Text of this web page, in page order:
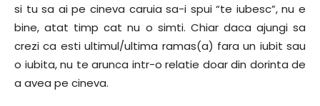
si tu sa ai pe cineva caruia sa-i spui “te iubesc”, nu e
bine, atat timp cat nu o simti. Chiar daca ajungi sa
crezi ca esti ultimul/ultima ramas(a) fara un iubit sau
o iubita, nu te arunca intr-o relatie doar din dorinta de
a avea pe cineva.